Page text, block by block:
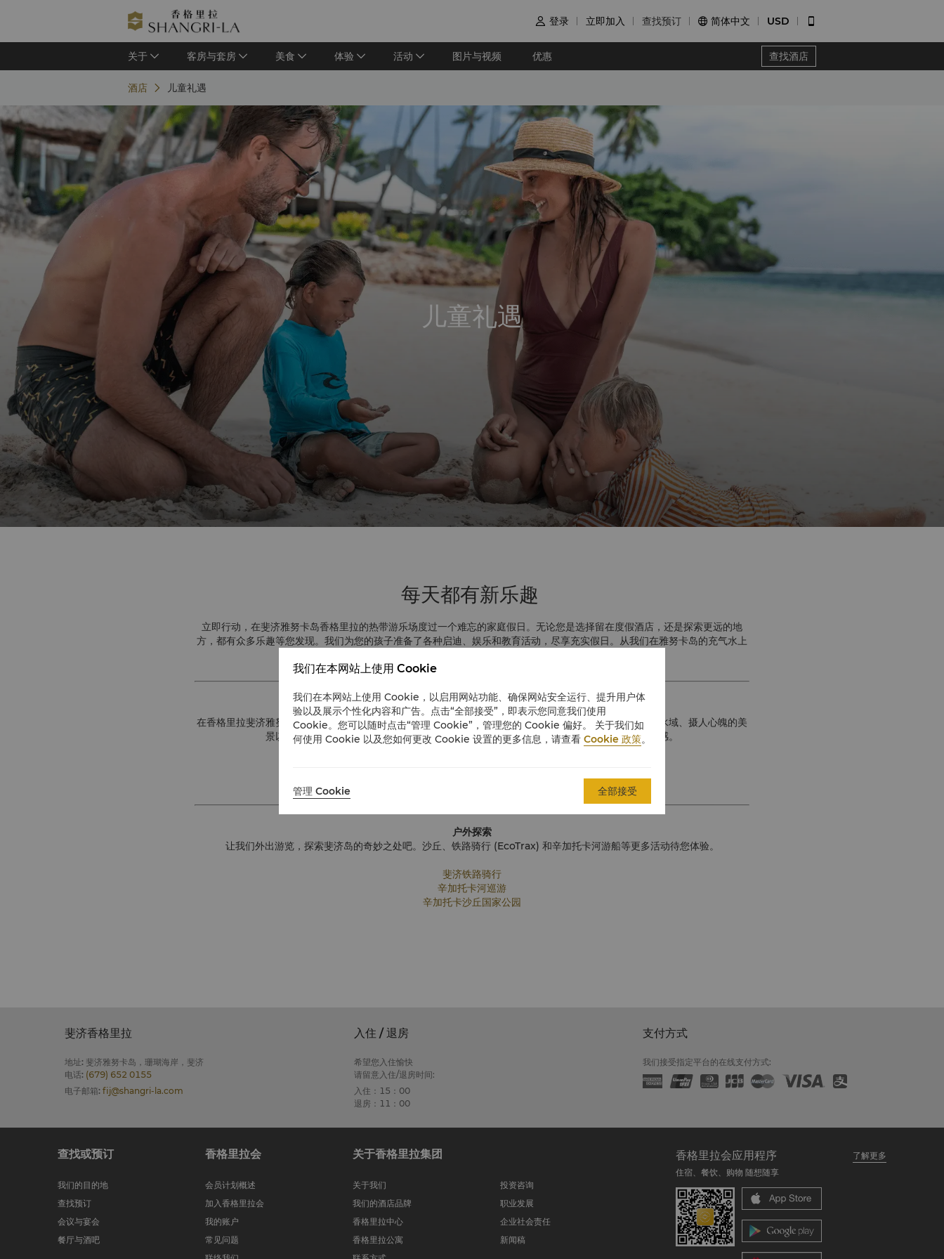
 登录 立即加入 查找预订  简体中文 USD 
关于 客房与套房 美食 体验 活动 图片与视频 优惠 查找酒店
酒店 儿童礼遇
儿童礼遇
每天都有新乐趣
立即行动，在斐济雅努卡岛香格里拉的热带游乐场度过一个难忘的家庭假日。无论您是选择留在度假酒店，还是探索更远的地
方，都有众多乐趣等您发现。我们为您的孩子准备了各种启迪、娱乐和教育活动，尽享充实假日。从我们在雅努卡岛的充气水上
度假酒店
在香格里拉斐济雅努卡岛内享受惬意时光，解锁为您和孩子们精心策划的专属探险之旅。这里有形形色色的水域、摄人心魄的美
景以及适合玩乐的各项活动，可以体验广受欢迎的家庭娱乐，让您和孩子们都有不虚此行之感。
户外探索
让我们外出游览，探索斐济岛的奇妙之处吧。沙丘、铁路骑行 (EcoTrax) 和辛加托卡河游船等更多活动待您体验。
斐济铁路骑行
辛加托卡河巡游
辛加托卡沙丘国家公园
斐济香格里拉
地址: 斐济雅努卡岛，珊瑚海岸，斐济
电话: (679) 652 0155
电子邮箱: fij@shangri-la.com
入住 / 退房
希望您入住愉快
请留意入住/退房时间:
入住：15：00
退房：11：00
支付方式
我们接受指定平台的在线支付方式:
查找或预订
我们的目的地
查找预订
会议与宴会
餐厅与酒吧
香格里拉会
会员计划概述
加入香格里拉会
我的账户
常见问题
关于香格里拉集团
关于我们
我们的酒店品牌
香格里拉中心
香格里拉公寓
投资咨询
职业发展
企业社会责任
新闻稿
香格里拉会应用程序
了解更多
住宿、餐饮、购物 随想随享
我们在本网站上使用 Cookie
我们在本网站上使用 Cookie，以启用网站功能、确保网站安全运行、提升用户体
验以及展示个性化内容和广告。点击“全部接受”，即表示您同意我们使用
Cookie。您可以随时点击“管理 Cookie”，管理您的 Cookie 偏好。 关于我们如
何使用 Cookie 以及您如何更改 Cookie 设置的更多信息，请查看 Cookie 政策。
管理 Cookie 全部接受